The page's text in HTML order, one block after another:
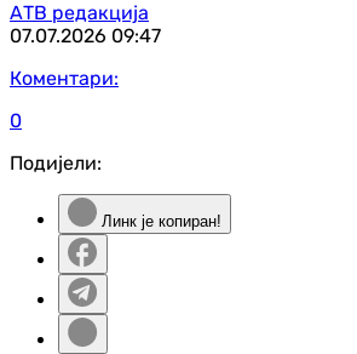
АТВ редакција
07.07.2026 09:47
Коментари:
0
Подијели:
Линк је копиран!